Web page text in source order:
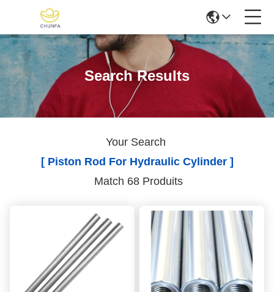
Search Results
Your Search
[ Piston Rod For Hydraulic Cylinder ]
Match 68 Produits